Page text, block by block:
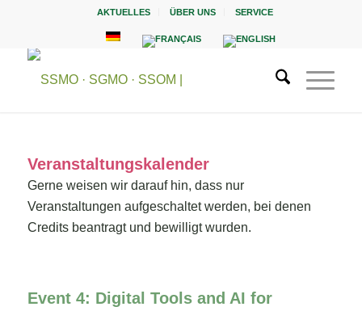
AKTUELLES ÜBER UNS SERVICE
Veranstaltungskalender
Gerne weisen wir darauf hin, dass nur
Veranstaltungen aufgeschaltet werden, bei denen
Credits beantragt und bewilligt wurden.
Event 4: Digital Tools and AI for